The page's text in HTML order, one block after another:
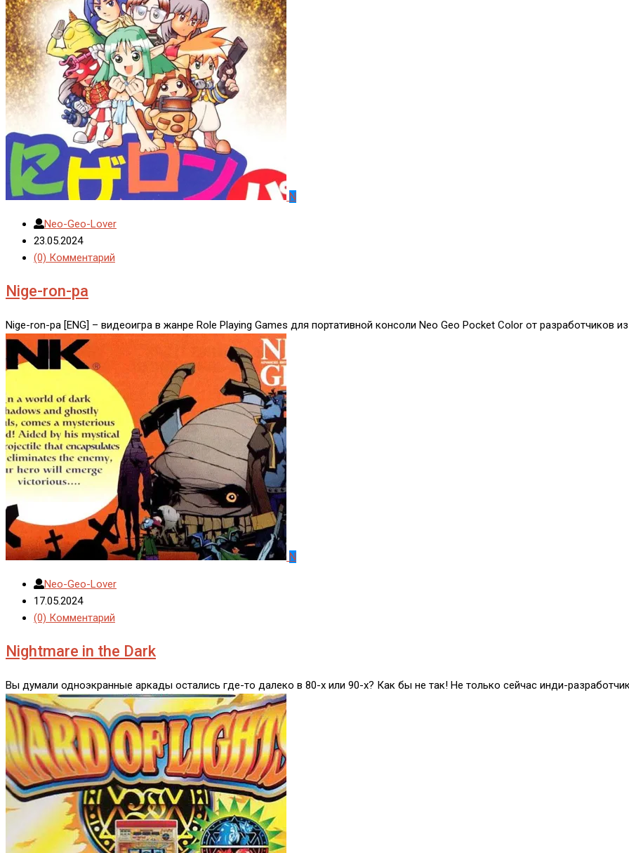
N
Neo-Geo-Lover
23.05.2024
(0) Комментарий
Nige-ron-pa
Nige-ron-pa [ENG] – видеоигра в жанре Role Playing Games для портативной консоли Neo Geo Pocket Color от разработчиков
N
Neo-Geo-Lover
17.05.2024
(0) Комментарий
Nightmare in the Dark
Вы думали одноэкранные аркады остались где-то далеко в 80-х или 90-х? Как бы не так! Не только сейчас инди-